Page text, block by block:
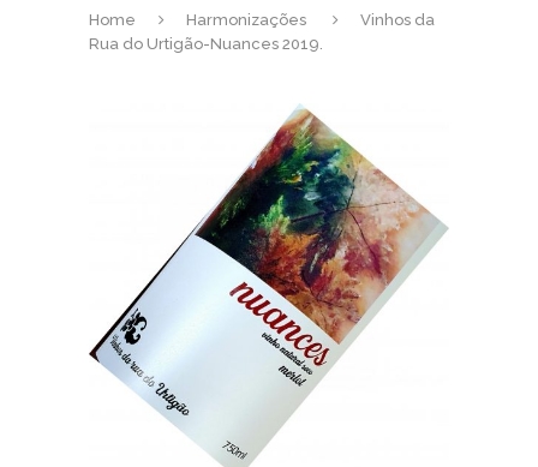
Home Harmonizações
Vinhos da
Rua do Urtigão-Nuances 2019.